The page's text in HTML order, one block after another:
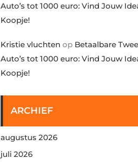
Auto’s tot 1000 euro: Vind Jouw
Koopje!
Kristie vluchten op Betaalbare
Auto’s tot 1000 euro: Vind Jouw
Koopje!
ARCHIEF
augustus 2026
juli 2026